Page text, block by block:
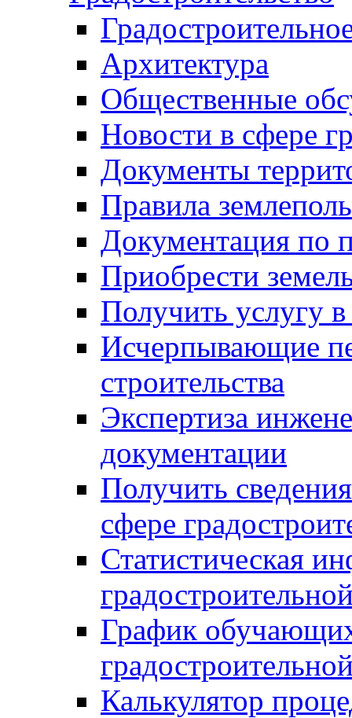
Архитектура
Общественные
Новости в сфере
Документы
Правила
Документация по
Приобрести
Получить услугу в
Исчерпывающие
строительства
Экспертиза
документации
Получить
сфере
Статистическая
График
Калькулятор